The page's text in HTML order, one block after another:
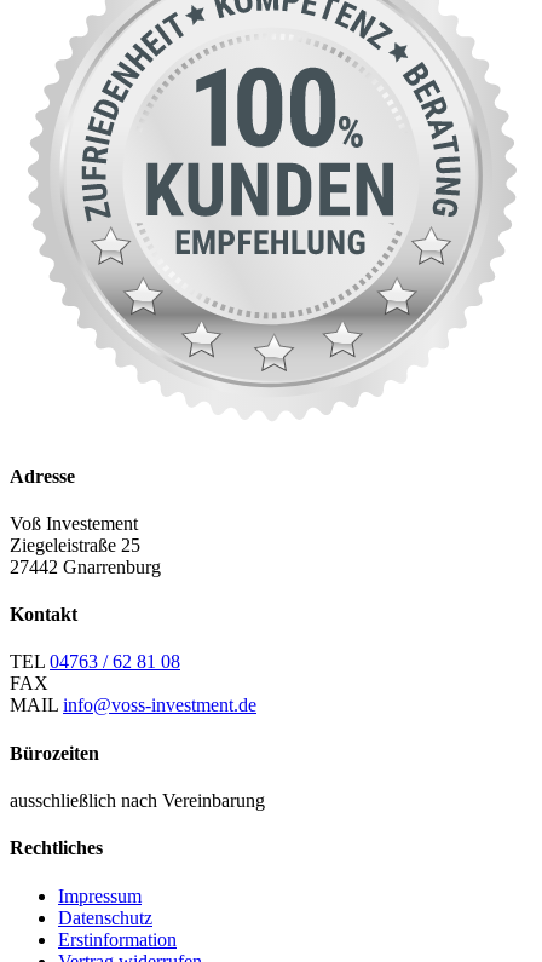
Adresse
Voß Investement
Ziegeleistraße 25
27442 Gnarrenburg
Kontakt
TEL 04763 / 62 81 08
FAX
MAIL info@voss-investment.de
Bürozeiten
ausschließlich nach Vereinbarung
Rechtliches
Impressum
Datenschutz
Erstinformation